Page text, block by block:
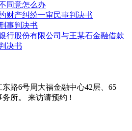
同意怎么办
财产纠纷一审民事判决书
事判决书
行股份有限公司与王某石金融借款
决书
路6号周大福金融中心42层、65
所。 来访请预约 !